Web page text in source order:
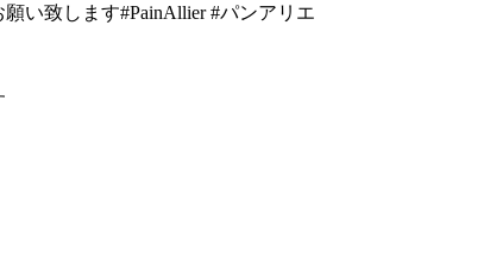
い致します#PainAllier #パンアリエ